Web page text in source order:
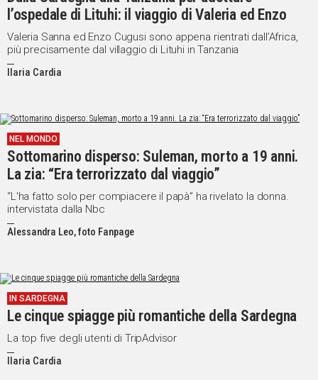
l’ospedale di Lituhi: il viaggio di Valeria ed Enzo
Valeria Sanna ed Enzo Cugusi sono appena rientrati dall’Africa,
più precisamente dal villaggio di Lituhi in Tanzania
Ilaria Cardia
NEL MONDO
Sottomarino disperso: Suleman, morto a 19 anni.
La zia: “Era terrorizzato dal viaggio”
“L'ha fatto solo per compiacere il papà” ha rivelato la donna.
intervistata dalla Nbc
Alessandra Leo, foto Fanpage
IN SARDEGNA
Le cinque spiagge più romantiche della Sardegna
La top five degli utenti di TripAdvisor
Ilaria Cardia